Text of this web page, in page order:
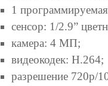
1
сенсор: 1/2.9”
камера: 4 МП;
видеокодек: H.264;
разрешение 720p/